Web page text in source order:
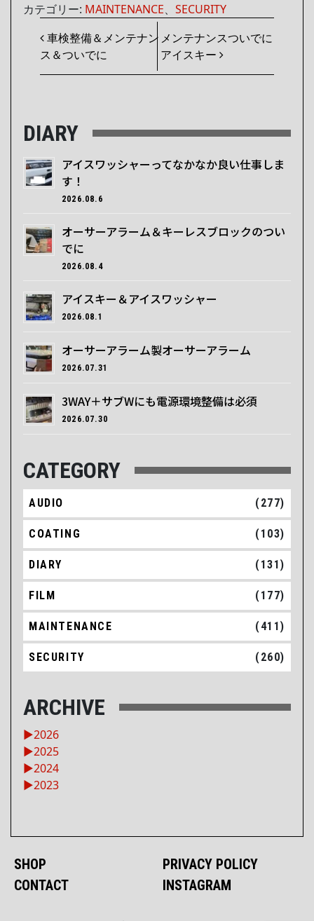
カテゴリー: MAINTENANCE、 SECURITY
投稿ナビゲーション
車検整備＆メンテナン
ス＆ついでに
メンテナンスついでに
アイスキー
DIARY
アイスワッシャーってなかなか良い仕事しま
す！
2026.08.6
オーサーアラーム＆キーレスブロックのつい
でに
2026.08.4
アイスキー＆アイスワッシャー
2026.08.1
オーサーアラーム製オーサーアラーム
2026.07.31
3WAY＋サブWにも電源環境整備は必須
2026.07.30
CATEGORY
AUDIO (277)
COATING (103)
DIARY (131)
FILM (177)
MAINTENANCE (411)
SECURITY (260)
ARCHIVE
►2026
►2025
►2024
►2023
SHOP
PRIVACY POLICY
CONTACT
INSTAGRAM